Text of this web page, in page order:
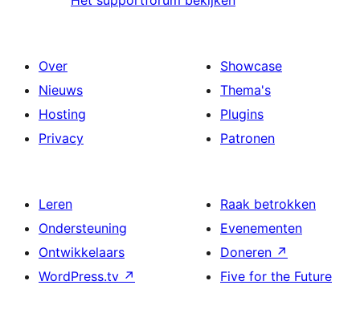
Over
Nieuws
Hosting
Privacy
Showcase
Thema's
Plugins
Patronen
Leren
Ondersteuning
Ontwikkelaars
WordPress.tv ↗
Raak betrokken
Evenementen
Doneren ↗
Five for the Future